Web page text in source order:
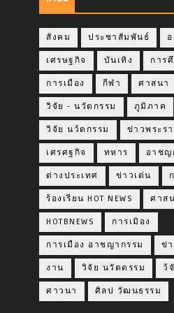
สังคม ประชาสัมพันธ์
เศรษฐกิจ บันเทิง การ
การเมือง กีฬา ศาสนา
วิจัย - นวัตกรรม ภูมิภาค
วิจัย นว้ตกรรม ข่าวพระร
เศรศฐกิจ ทหาร อาชญ
ต่างประเทศ ข่าวเด่น
ร้องเรียน HOT NEWS ศาส
HOTBNEWS การเมิอง
การเมือง อาชญากรรม ข่
งาน วิจัย นวัตดรรม ว้
ศาวนา ศิลป วัฒนธรรม